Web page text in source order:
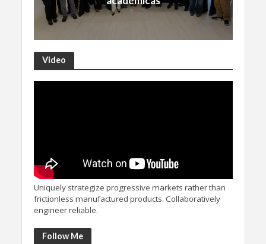
Video
Uniquely strategize progressive markets rather than
frictionless manufactured products. Collaboratively
engineer reliable.
Follow Me